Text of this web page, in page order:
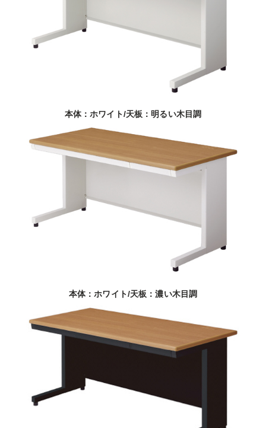
本体：ホワイト/天板：明るい木目調
本体：ホワイト/天板：濃い木目調